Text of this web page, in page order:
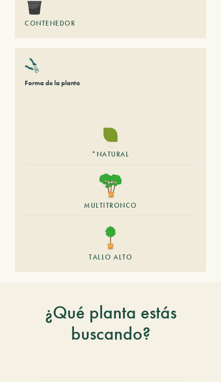
CONTENEDOR
Forma de la planta
*NATURAL
MULTITRONCO
TALLO ALTO
¿Qué planta estás
buscando?